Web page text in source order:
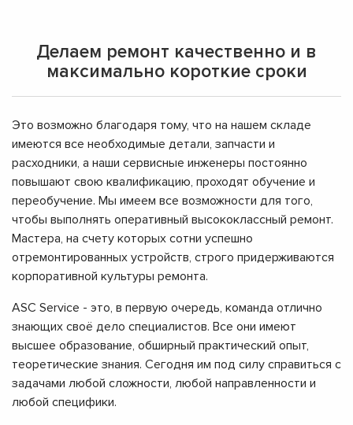
Делаем ремонт качественно и в
максимально короткие сроки
Это возможно благодаря тому, что на нашем складе
имеются все необходимые детали, запчасти и
расходники, а наши сервисные инженеры постоянно
повышают свою квалификацию, проходят обучение и
переобучение. Мы имеем все возможности для того,
чтобы выполнять оперативный высококлассный ремонт.
Мастера, на счету которых сотни успешно
отремонтированных устройств, строго придерживаются
корпоративной культуры ремонта.
ASC Service - это, в первую очередь, команда отлично
знающих своё дело специалистов. Все они имеют
высшее образование, обширный практический опыт,
теоретические знания. Сегодня им под силу справиться с
задачами любой сложности, любой направленности и
любой специфики.